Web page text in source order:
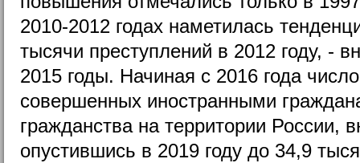
2010-2012 годах наметилась
тысячи преступлений в 2012 году, -
2015 годы. Начиная с 2016 года
совершенных иностранными
гражданства на территории России,
опустившись в 2019 году до 34,9